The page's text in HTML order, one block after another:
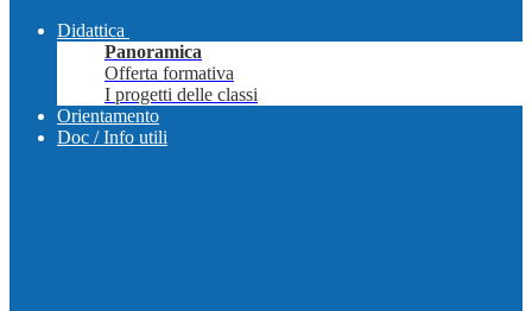
Didattica
Panoramica
Offerta formativa
I progetti delle classi
Orientamento
Doc / Info utili